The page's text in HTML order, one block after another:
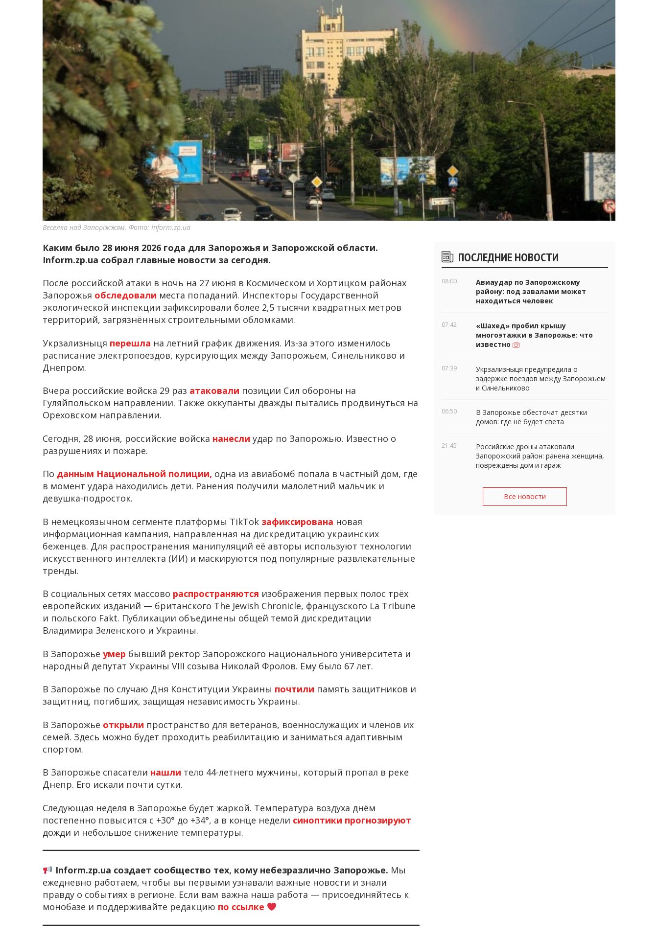
Веселка над Запоріжжям. Фото: Inform.zp.ua
Каким было 28 июня 2026 года для Запорожья и Запорожской области.
Inform.zp.ua собрал главные новости за сегодня.
После российской атаки в ночь на 27 июня в Космическом и Хортицком районах
Запорожья обследовали места попаданий. Инспекторы Государственной
экологической инспекции зафиксировали более 2,5 тысячи квадратных метров
территорий, загрязнённых строительными обломками.
Укрзализныця перешла на летний график движения. Из-за этого изменилось
расписание электропоездов, курсирующих между Запорожьем, Синельниково и
Днепром.
Вчера российские войска 29 раз атаковали позиции Сил обороны на
Гуляйпольском направлении. Также оккупанты дважды пытались продвинуться на
Ореховском направлении.
Сегодня, 28 июня, российские войска нанесли удар по Запорожью. Известно о
разрушениях и пожаре.
По данным Национальной полиции, одна из авиабомб попала в частный дом, где
в момент удара находились дети. Ранения получили малолетний мальчик и
девушка-подросток.
В немецкоязычном сегменте платформы TikTok зафиксирована новая
информационная кампания, направленная на дискредитацию украинских
беженцев. Для распространения манипуляций её авторы используют технологии
искусственного интеллекта (ИИ) и маскируются под популярные развлекательные
тренды.
В социальных сетях массово распространяются изображения первых полос трёх
европейских изданий — британского The Jewish Chronicle, французского La Tribune
и польского Fakt. Публикации объединены общей темой дискредитации
Владимира Зеленского и Украины.
В Запорожье умер бывший ректор Запорожского национального университета и
народный депутат Украины VIII созыва Николай Фролов. Ему было 67 лет.
В Запорожье по случаю Дня Конституции Украины почтили память защитников и
защитниц, погибших, защищая независимость Украины.
В Запорожье открыли пространство для ветеранов, военнослужащих и членов их
семей. Здесь можно будет проходить реабилитацию и заниматься адаптивным
спортом.
В Запорожье спасатели нашли тело 44-летнего мужчины, который пропал в реке
Днепр. Его искали почти сутки.
Следующая неделя в Запорожье будет жаркой. Температура воздуха днём
постепенно повысится с +30° до +34°, а в конце недели синоптики прогнозируют
дожди и небольшое снижение температуры.
Inform.zp.ua создает сообщество тех, кому небезразлично Запорожье. Мы
ежедневно работаем, чтобы вы первыми узнавали важные новости и знали
правду о событиях в регионе. Если вам важна наша работа — присоединяйтесь к
монобазе и поддерживайте редакцию по ссылке
Боковые
виджеты
ПОСЛЕДНИЕ НОВОСТИ
08:00
Авиаудар по Запорожскому
району: под завалами может
находиться человек
07:42
«Шахед» пробил крышу
многоэтажки в Запорожье: что
известно
07:39
Укрзализныця предупредила о
задержке поездов между Запорожьем
и Синельниково
06:50
В Запорожье обесточат десятки
домов: где не будет света
21:45
Российские дроны атаковали
Запорожский район: ранена женщина,
повреждены дом и гараж
Все новости